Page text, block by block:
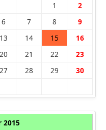
1 2
6 7 8 9
13 14 15 16
20 21 22 23
27 28 29 30
2015